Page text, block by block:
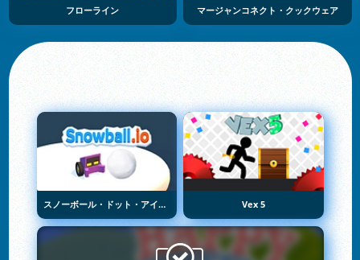
フローライン マージャンコネクト・クックウェア
スノーボール・ドット・アイオー Vex 5